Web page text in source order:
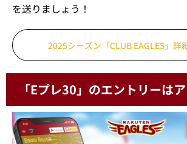
を送りましょう！
2025シーズン「CLUB EAGLES」 詳
「Eプレ30」のエントリーは